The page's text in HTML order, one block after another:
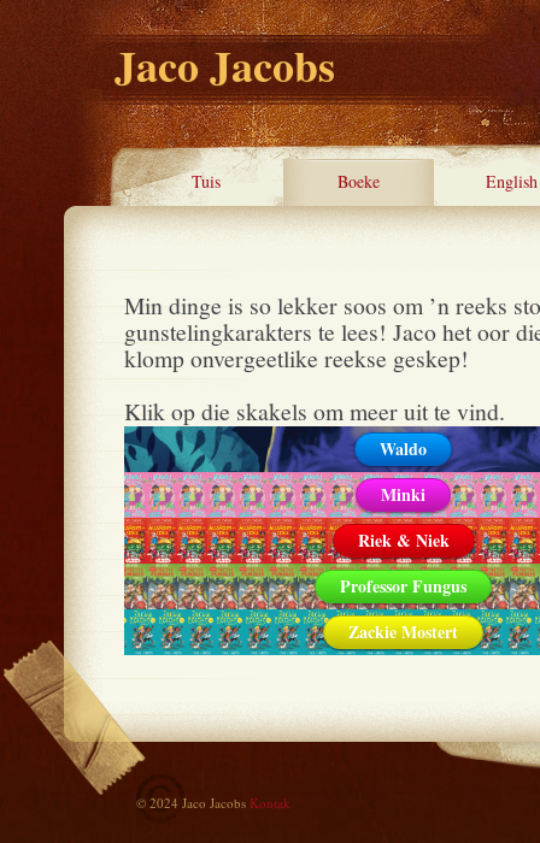
Jaco Jacobs
Tuis Boeke English
Min dinge is so lekker soos om ’n reeks
gunstelingkarakters te lees! Jaco het oor
klomp onvergeetlike reekse geskep!
Klik op die skakels om meer uit te vind.
Waldo
Minki
Riek & Niek
Professor Fungus
Zackie Mostert
© 2024 Jaco Jacobs Kontak